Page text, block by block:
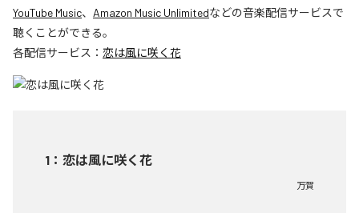
YouTube Music、 Amazon Music Unlimitedなどの音楽配信サービスで
聴くことができる。
各配信サービス： 恋は風に咲く花
1 ： 恋は風に咲く花
万賀